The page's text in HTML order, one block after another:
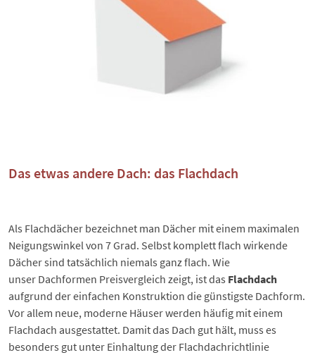
Das etwas andere Dach: das Flachdach
Als Flachdächer bezeichnet man Dächer mit einem maximalen
Neigungswinkel von 7 Grad. Selbst komplett flach wirkende
Dächer sind tatsächlich niemals ganz flach. Wie
unser Dachformen Preisvergleich zeigt, ist das Flachdach
aufgrund der einfachen Konstruktion die günstigste Dachform.
Vor allem neue, moderne Häuser werden häufig mit einem
Flachdach ausgestattet. Damit das Dach gut hält, muss es
besonders gut unter Einhaltung der Flachdachrichtlinie